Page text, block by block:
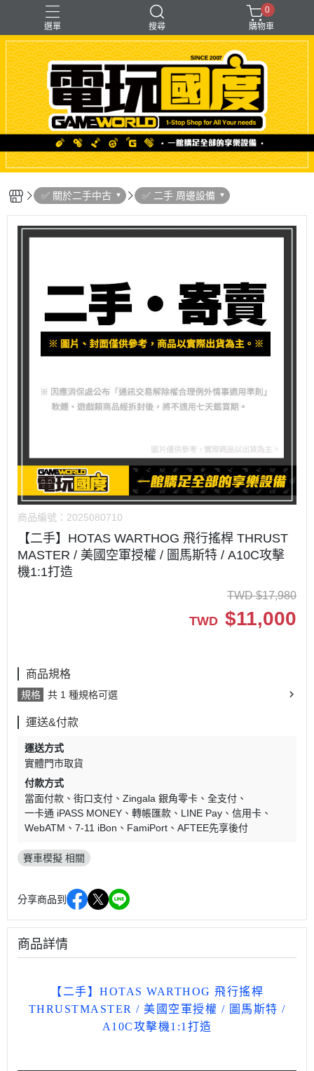
選單 搜尋
「遊戲」多人同樂 【PS＋PC用】賽模
〖直驅式〗基座
F1形式
支架【可收折】
0
購物車
✅ 關於二手中古 ✅ 二手 周邊設備
商品編號： 2025080710
【二手】HOTAS WARTHOG 飛行搖桿 THRUST
MASTER / 美國空軍授權 / 圖馬斯特 / A10C攻擊
機1:1打造
TWD $17,980
TWD $11,000
商品規格
規格 共 1 種規格可選
運送&付款
運送方式
實體門市取貨
付款方式
當面付款
街口支付 Zingala 銀角零卡
全支付
一卡通 iPASS MONEY
轉帳匯款 LINE Pay
信用卡
WebATM
7-11 iBon FamiPort AFTEE先享後付
賽車模擬 相關
分享商品到
商品詳情
【二手】HOTAS WARTHOG 飛行搖桿
THRUSTMASTER / 美國空軍授權 / 圖馬斯特 /
A10C攻擊機1:1打造